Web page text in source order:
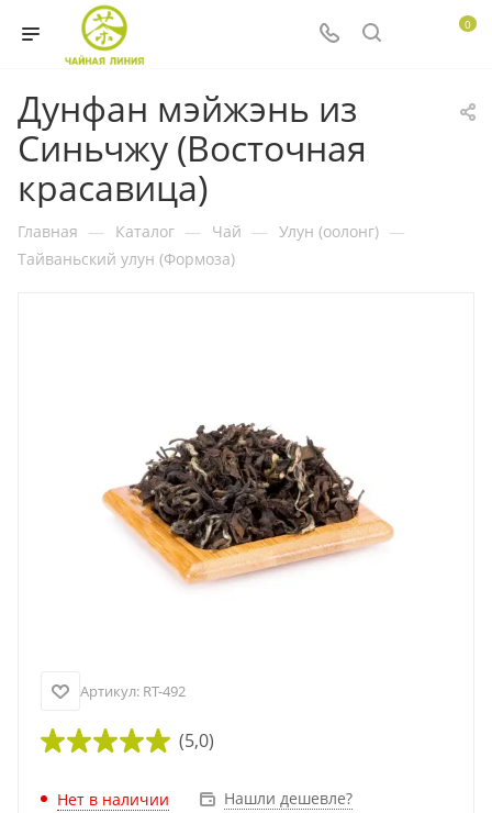
0
Дунфан мэйжэнь из
Синьчжу (Восточная
красавица)
Главная — Каталог — Чай — Улун (оолонг) —
Тайваньский улун (Формоза)
Артикул: RT-492
(5,0)
Нет в наличии Нашли дешевле?